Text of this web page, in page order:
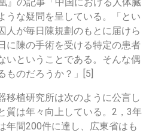
うな疑問を呈している。「とい
人が毎日陳規劃のもとに届けら
に陳の手術を受ける特定の患者
いということである。そんな偶
ものだろうか？」[5]
移植研究所は次のように公言し
質は年々向上している。2，3年
年間200件に達し、広東省はも